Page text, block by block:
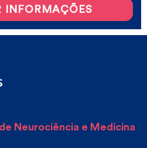
INFORMAÇÕES
Neurociência e Medicina